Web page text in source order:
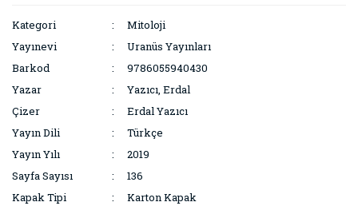
Kategori
Mitoloji
Yayınevi
Uranüs Yayınları
Barkod
9786055940430
Yazar
Yazıcı, Erdal
Çizer
Erdal Yazıcı
Yayın Dili
Türkçe
Yayın Yılı
2019
Sayfa Sayısı
136
Kapak Tipi
Karton Kapak